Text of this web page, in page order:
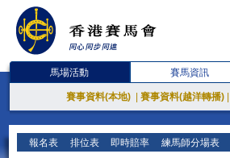
馬場活動 賽馬資訊
賽事資料(本地) 賽事資料(越洋轉播)
報名表 排位表 即時賠率 練馬師分場表